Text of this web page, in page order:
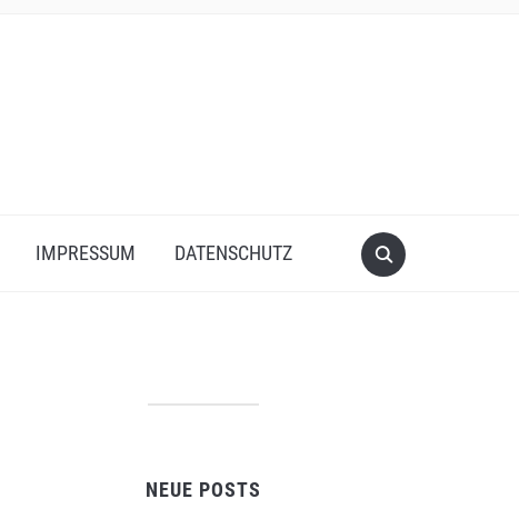
IMPRESSUM DATENSCHUTZ
NEUE POSTS